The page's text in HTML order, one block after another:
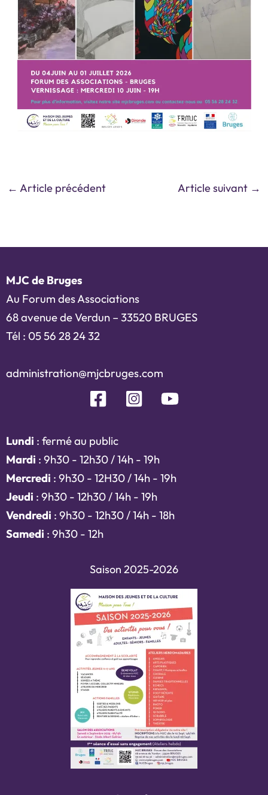
← Article précédent Article suivant →
MJC de Bruges
Au Forum des Associations
68 avenue de Verdun – 33520 BRUGES
Tél : 05 56 28 24 32
administration@mjcbruges.com
Lundi : fermé au public
Mardi : 9h30 - 12h30 / 14h - 19h
Mercredi : 9h30 - 12H30 / 14h - 19h
Jeudi : 9h30 - 12h30 / 14h - 19h
Vendredi : 9h30 - 12h30 / 14h - 18h
Samedi : 9h30 - 12h
Saison 2025-2026